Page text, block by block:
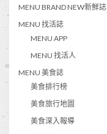
MENU BRAND NEW新鮮誌
MENU 找活誌
MENU APP
MENU 找活人
MENU 美食誌
美食排行榜
美食旅行地圖
美食深入報導